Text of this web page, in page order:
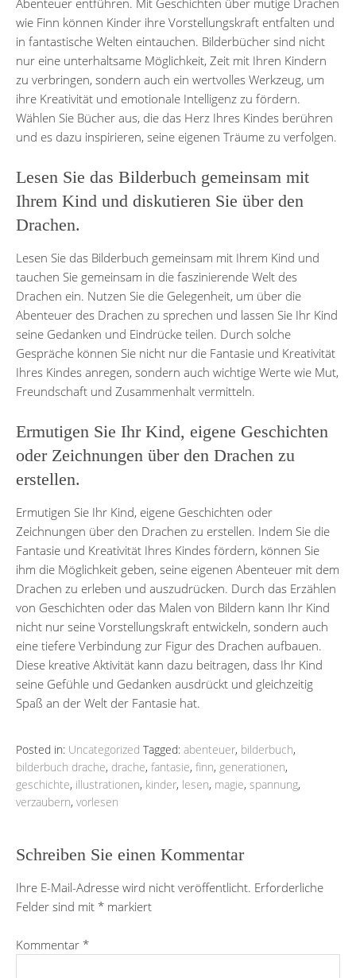
wie Finn können Kinder ihre Vorstellungskraft entfalten und
in fantastische Welten eintauchen. Bilderbücher sind nicht
nur eine unterhaltsame Möglichkeit, Zeit mit Ihren Kindern
zu verbringen, sondern auch ein wertvolles Werkzeug, um
ihre Kreativität und emotionale Intelligenz zu fördern.
Wählen Sie Bücher aus, die das Herz Ihres Kindes berühren
und es dazu inspirieren, seine eigenen Träume zu verfolgen.
Lesen Sie das Bilderbuch gemeinsam mit
Ihrem Kind und diskutieren Sie über den
Drachen.
Lesen Sie das Bilderbuch gemeinsam mit Ihrem Kind und
tauchen Sie gemeinsam in die faszinierende Welt des
Drachen ein. Nutzen Sie die Gelegenheit, um über die
Abenteuer des Drachen zu sprechen und lassen Sie Ihr Kind
seine Gedanken und Eindrücke teilen. Durch solche
Gespräche können Sie nicht nur die Fantasie und Kreativität
Ihres Kindes anregen, sondern auch wichtige Werte wie Mut,
Freundschaft und Zusammenhalt vermitteln.
Ermutigen Sie Ihr Kind, eigene Geschichten
oder Zeichnungen über den Drachen zu
erstellen.
Ermutigen Sie Ihr Kind, eigene Geschichten oder
Zeichnungen über den Drachen zu erstellen. Indem Sie die
Fantasie und Kreativität Ihres Kindes fördern, können Sie
ihm die Möglichkeit geben, seine eigenen Abenteuer mit dem
Drachen zu erleben und auszudrücken. Durch das Erzählen
von Geschichten oder das Malen von Bildern kann Ihr Kind
nicht nur seine Vorstellungskraft entwickeln, sondern auch
eine tiefere Verbindung zur Figur des Drachen aufbauen.
Diese kreative Aktivität kann dazu beitragen, dass Ihr Kind
seine Gefühle und Gedanken ausdrückt und gleichzeitig
Spaß an der Welt der Fantasie hat.
Posted in: Uncategorized Tagged: abenteuer, bilderbuch,
bilderbuch drache, drache, fantasie, finn, generationen,
geschichte, illustrationen, kinder, lesen, magie, spannung,
verzaubern, vorlesen
Schreiben Sie einen Kommentar
Ihre E-Mail-Adresse wird nicht veröffentlicht. Erforderliche
Felder sind mit * markiert
Kommentar *